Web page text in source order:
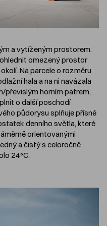
a vytíženým prostorem.
omezený prostor
Na parcele o rozměru
hala a na ni navázala
převislým horním patrem,
o další poschodí
půdorysu splňuje přísné
denního světla, které
orientovanými
a čistý s celoročně
24°C.